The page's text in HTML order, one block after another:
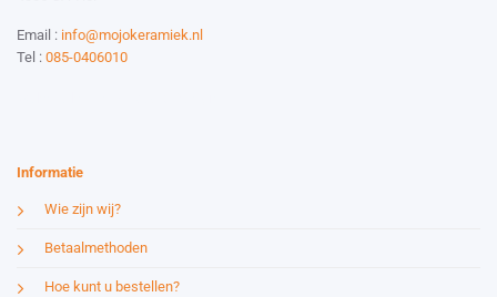
Email : info@mojokeramiek.nl
Tel : 085-0406010
Informatie
Wie zijn wij?
Betaalmethoden
Hoe kunt u bestellen?